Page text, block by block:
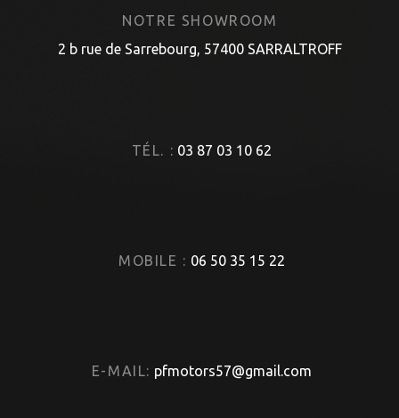
NOTRE SHOWROOM
2 b rue de Sarrebourg, 57400 SARRALTROFF
TÉL. : 03 87 03 10 62
MOBILE : 06 50 35 15 22
E-MAIL: pfmotors57@gmail.com